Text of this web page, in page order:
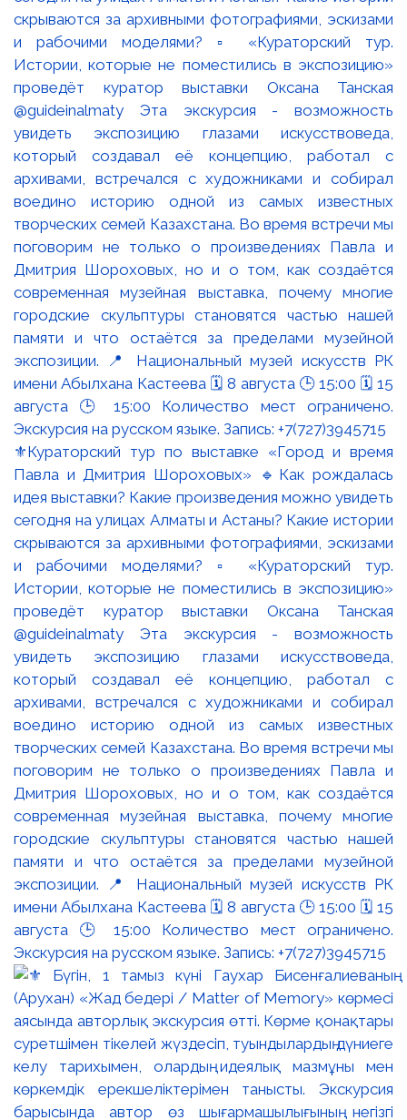
⚜️Кураторский тур по выставке «Город и время
Павла и Дмитрия Шороховых» 🔹Как рождалась
идея выставки? Какие произведения можно увидеть
сегодня на улицах Алматы и Астаны? Какие истории
скрываются за архивными фотографиями, эскизами
и рабочими моделями? ▫️ «Кураторский тур.
Истории, которые не поместились в экспозицию»
проведёт куратор выставки Оксана Танская
@guideinalmaty Эта экскурсия - возможность
увидеть экспозицию глазами искусствоведа,
который создавал её концепцию, работал с
архивами, встречался с художниками и собирал
воедино историю одной из самых известных
творческих семей Казахстана. Во время встречи мы
поговорим не только о произведениях Павла и
Дмитрия Шороховых, но и о том, как создаётся
современная музейная выставка, почему многие
городские скульптуры становятся частью нашей
памяти и что остаётся за пределами музейной
экспозиции. 📍 Национальный музей искусств РК
имени Абылхана Кастеева 🗓 8 августа 🕒 15:00 🗓 15
августа 🕒 15:00 Количество мест ограничено.
Экскурсия на русском языке. Запись: +7(727)3945715